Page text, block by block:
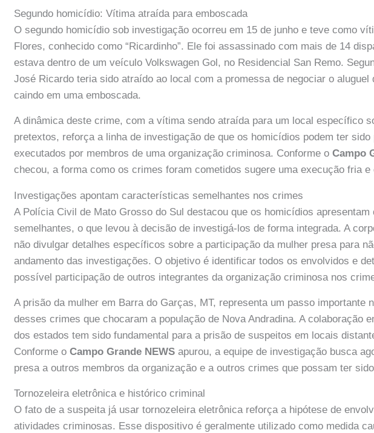
Segundo homicídio: Vítima atraída para emboscada
O segundo homicídio sob investigação ocorreu em 15 de junho e teve como
Flores, conhecido como “Ricardinho”. Ele foi assassinado com mais de 14
estava dentro de um veículo Volkswagen Gol, no Residencial San Remo.
José Ricardo teria sido atraído ao local com a promessa de negociar o aluguel
caindo em uma emboscada.
A dinâmica deste crime, com a vítima sendo atraída para um local específico
pretextos, reforça a linha de investigação de que os homicídios podem ter sido
executados por membros de uma organização criminosa. Conforme oCampo
checou, a forma como os crimes foram cometidos sugere uma execução fria e
Investigações apontam características semelhantes nos crimes
A Polícia Civil de Mato Grosso do Sul destacou que os homicídios
semelhantes, o que levou à decisão de investigá-los de forma integrada. A
não divulgar detalhes específicos sobre a participação da mulher presa para
andamento das investigações. O objetivo é identificar todos os envolvidos e
possível participação de outros integrantes da organização criminosa nos
A prisão da mulher em Barra do Garças, MT, representa um passo importante
desses crimes que chocaram a população de Nova Andradina. A colaboração
dos estados tem sido fundamental para a prisão de suspeitos em locais
Conforme oCampo Grande NEWS apurou, a equipe de investigação busca
presa a outros membros da organização e a outros crimes que possam ter
Tornozeleira eletrônica e histórico criminal
O fato de a suspeita já usar tornozeleira eletrônica reforça a hipótese de
atividades criminosas. Esse dispositivo é geralmente utilizado como medida